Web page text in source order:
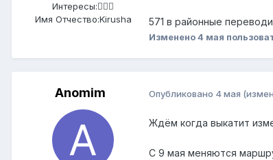
Интересы:🤷🏻‍♂️
Имя Отчество:Kirusha 571 в районные
Изменено4 мая
Anomim Опубликовано 4 мая
Ждём когда выкатит
С 9 мая меняются